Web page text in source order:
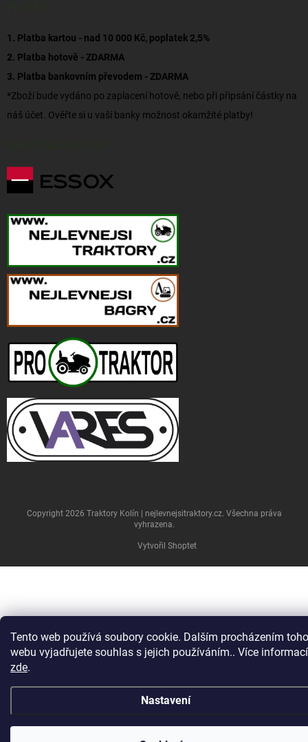
Tento web používá soubory cookie. Dalším procházením
webu vyjadřujete souhlas s jejich používáním.. Více informací
zde.
Nastavení
U nových traktorů je doprava po ČR ZDARMA. U ostatních
1. Platba kartou - nad 10 000 Kč, poplatek 2,5%
2. Platba hotově - ZDARMA
3. Platba bankovním převodem - ZDARMA
*Zboží bude vydáno po zaplacení hotově, nebo při připsání částky na
náš účet. Ověřte si u vaší banky možnost okamžité platby!
Vytvořil Shoptet
Copyright 2026 Traktory Kolín | nejlevnejsitraktory.cz. Všechna práva
vyhrazena.